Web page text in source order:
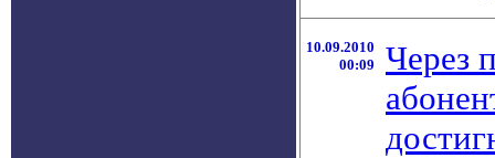
10.09.2010
00:09
Через